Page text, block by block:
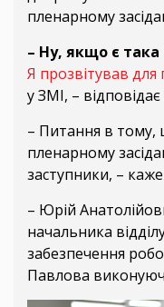
пленарному
– Ну, якщо є така
Я прозвітував для
у ЗМІ, –
– Питання в тому,
пленарному
заступники, –
– Юрій
начальника
забезпечення
Павлова